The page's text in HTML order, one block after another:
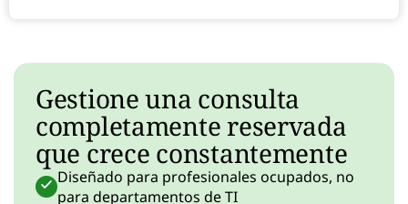
Gestione una consulta
completamente reservada
que crece constantemente
Diseñado para profesionales ocupados, no
para departamentos de TI